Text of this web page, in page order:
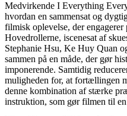
Medvirkende I Everything
hvordan en sammensat og
filmisk oplevelse, der
Hovedrollerne, iscenesat af
Stephanie Hsu, Ke Huy Quan
sammen på en måde, der gør
imponerende. Samtidig
muligheden for, at fortællingen
denne kombination af stærke
instruktion, som gør filmen til